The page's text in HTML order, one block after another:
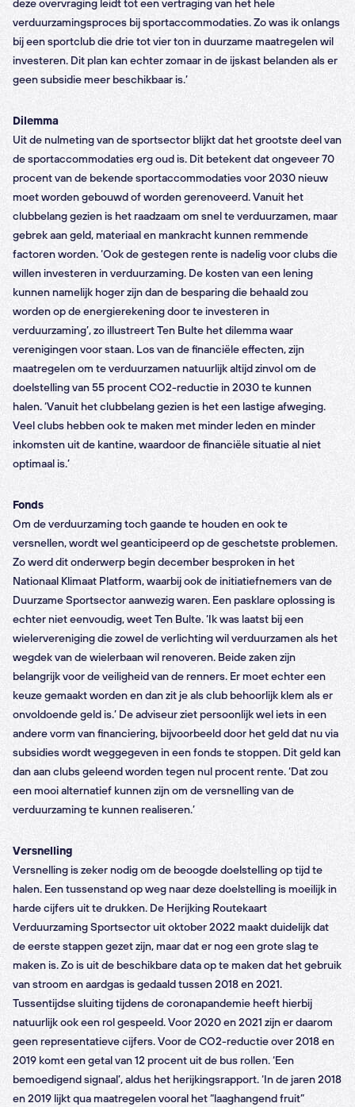
deze overvraging leidt tot een vertraging van het hele
verduurzamingsproces bij sportaccommodaties. Zo was ik onlangs
bij een sportclub die drie tot vier ton in duurzame maatregelen wil
investeren. Dit plan kan echter zomaar in de ijskast belanden als er
geen subsidie meer beschikbaar is.’
Dilemma
Uit de nulmeting van de sportsector blijkt dat het grootste deel van
de sportaccommodaties erg oud is. Dit betekent dat ongeveer 70
procent van de bekende sportaccommodaties voor 2030 nieuw
moet worden gebouwd of worden gerenoveerd. Vanuit het
clubbelang gezien is het raadzaam om snel te verduurzamen, maar
gebrek aan geld, materiaal en mankracht kunnen remmende
factoren worden. ‘Ook de gestegen rente is nadelig voor clubs die
willen investeren in verduurzaming. De kosten van een lening
kunnen namelijk hoger zijn dan de besparing die behaald zou
worden op de energierekening door te investeren in
verduurzaming’, zo illustreert Ten Bulte het dilemma waar
verenigingen voor staan. Los van de financiële effecten, zijn
maatregelen om te verduurzamen natuurlijk altijd zinvol om de
doelstelling van 55 procent CO2-reductie in 2030 te kunnen
halen. ‘Vanuit het clubbelang gezien is het een lastige afweging.
Veel clubs hebben ook te maken met minder leden en minder
inkomsten uit de kantine, waardoor de financiële situatie al niet
optimaal is.’
Fonds
Om de verduurzaming toch gaande te houden en ook te
versnellen, wordt wel geanticipeerd op de geschetste problemen.
Zo werd dit onderwerp begin december besproken in het
Nationaal Klimaat Platform, waarbij ook de initiatiefnemers van de
Duurzame Sportsector aanwezig waren. Een pasklare oplossing is
echter niet eenvoudig, weet Ten Bulte. ‘Ik was laatst bij een
wielervereniging die zowel de verlichting wil verduurzamen als het
wegdek van de wielerbaan wil renoveren. Beide zaken zijn
belangrijk voor de veiligheid van de renners. Er moet echter een
keuze gemaakt worden en dan zit je als club behoorlijk klem als er
onvoldoende geld is.’ De adviseur ziet persoonlijk wel iets in een
andere vorm van financiering, bijvoorbeeld door het geld dat nu via
subsidies wordt weggegeven in een fonds te stoppen. Dit geld kan
dan aan clubs geleend worden tegen nul procent rente. ‘Dat zou
een mooi alternatief kunnen zijn om de versnelling van de
verduurzaming te kunnen realiseren.’
Versnelling
Versnelling is zeker nodig om de beoogde doelstelling op tijd te
halen. Een tussenstand op weg naar deze doelstelling is moeilijk in
harde cijfers uit te drukken. De Herijking Routekaart
Verduurzaming Sportsector uit oktober 2022 maakt duidelijk dat
de eerste stappen gezet zijn, maar dat er nog een grote slag te
maken is. Zo is uit de beschikbare data op te maken dat het gebruik
van stroom en aardgas is gedaald tussen 2018 en 2021.
Tussentijdse sluiting tijdens de coronapandemie heeft hierbij
natuurlijk ook een rol gespeeld. Voor 2020 en 2021 zijn er daarom
geen representatieve cijfers. Voor de CO2-reductie over 2018 en
2019 komt een getal van 12 procent uit de bus rollen. ‘Een
bemoedigend signaal’, aldus het herijkingsrapport. ‘In de jaren 2018
en 2019 lijkt qua maatregelen vooral het “laaghangend fruit”